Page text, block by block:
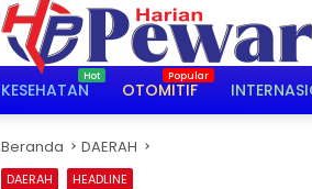
KESEHATAN OTOMITIF
Beranda DAERAH
DAERAH HEADLINE